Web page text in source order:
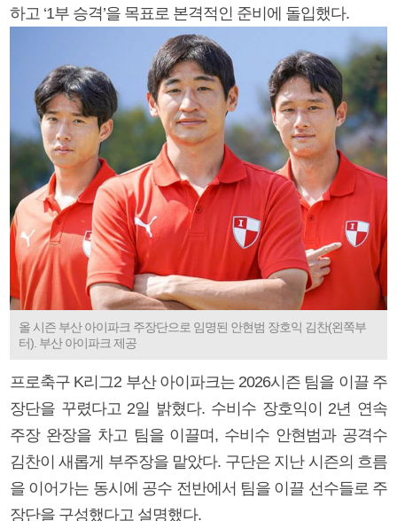
하고 ‘1부 승격’을 목표로 본격적인 준비에 돌입했다.
올 시즌 부산 아이파크 주장단으로 임명된 안현범 장호익 김찬(왼쪽부
터). 부산 아이파크 제공
프로축구 K리그2 부산 아이파크는 2026시즌 팀을 이끌 주
장단을 꾸렸다고 2일 밝혔다. 수비수 장호익이 2년 연속
주장 완장을 차고 팀을 이끌며, 수비수 안현범과 공격수
김찬이 새롭게 부주장을 맡았다. 구단은 지난 시즌의 흐름
을 이어가는 동시에 공수 전반에서 팀을 이끌 선수들로 주
장단을 구성했다고 설명했다.